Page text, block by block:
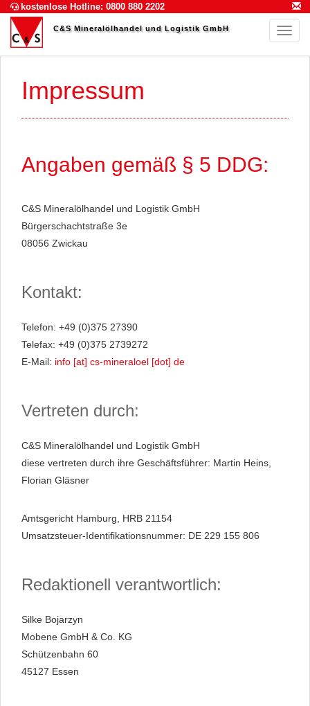
kostenlose Hotline: 0800 880 2202
C&S Mineralölhandel und Logistik GmbH
Impressum
Angaben gemäß § 5 DDG:
C&S Mineralölhandel und Logistik GmbH
Bürgerschachtstraße 3e
08056 Zwickau
Kontakt:
Telefon: +49 (0)375 27390
Telefax: +49 (0)375 2739272
E-Mail: info [at] cs-mineraloel [dot] de
Vertreten durch:
C&S Mineralölhandel und Logistik GmbH
diese vertreten durch ihre Geschäftsführer: Martin Heins,
Florian Gläsner
Amtsgericht Hamburg, HRB 21154
Umsatzsteuer-Identifikationsnummer: DE 229 155 806
Redaktionell verantwortlich:
Silke Bojarzyn
Mobene GmbH & Co. KG
Schützenbahn 60
45127 Essen